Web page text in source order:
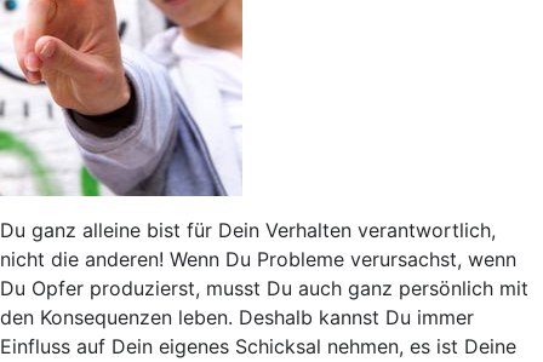
Du ganz alleine bist für Dein Verhalten verantwortlich,
nicht die anderen! Wenn Du Probleme verursachst, wenn
Du Opfer produzierst, musst Du auch ganz persönlich mit
den Konsequenzen leben. Deshalb kannst Du immer
Einfluss auf Dein eigenes Schicksal nehmen, es ist Deine